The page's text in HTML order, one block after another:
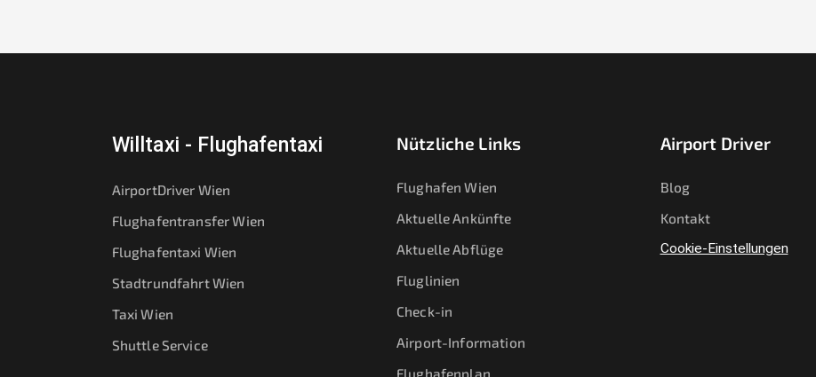
Willtaxi - Flughafentaxi
AirportDriver Wien
Flughafentransfer Wien
Flughafentaxi Wien
Stadtrundfahrt Wien
Taxi Wien
Shuttle Service
Nützliche Links
Flughafen Wien
Aktuelle Ankünfte
Aktuelle Abflüge
Fluglinien
Check-in
Airport-Information
Flughafenplan
Airport Driver
Blog
Kontakt
Cookie-Einstellungen